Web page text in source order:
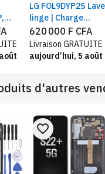
LG FOL9DYP2S Lave
linge | Charge
frontale 15 KG | 6
Motion Direct
IADrive™ | Inverter
620 000 F CFA
Livraison GRATUITE
aujourd’hui, 5 août
d'autres
favorite_border